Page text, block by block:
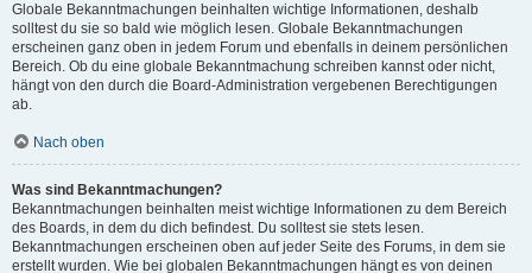
Globale Bekanntmachungen beinhalten wichtige Informationen, deshalb
solltest du sie so bald wie möglich lesen. Globale Bekanntmachungen
erscheinen ganz oben in jedem Forum und ebenfalls in deinem persönlichen
Bereich. Ob du eine globale Bekanntmachung schreiben kannst oder nicht,
hängt von den durch die Board-Administration vergebenen Berechtigungen
ab.
Nach oben
Was sind Bekanntmachungen?
Bekanntmachungen beinhalten meist wichtige Informationen zu dem Bereich
des Boards, in dem du dich befindest. Du solltest sie stets lesen.
Bekanntmachungen erscheinen oben auf jeder Seite des Forums, in dem sie
erstellt wurden. Wie bei globalen Bekanntmachungen hängt es von deinen